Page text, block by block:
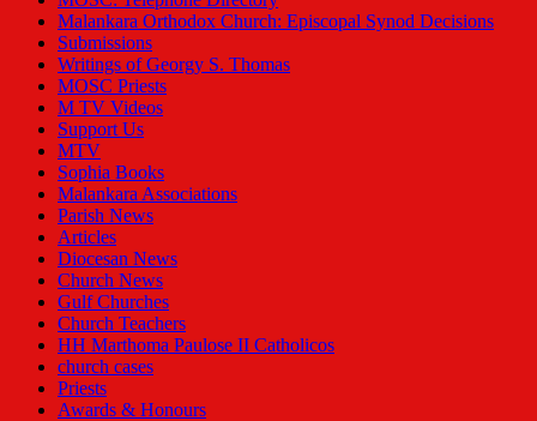
Malankara Orthodox Church: Episcopal Synod Decisions
Submissions
Writings of Georgy S. Thomas
MOSC Priests
M TV Videos
Support Us
MTV
Sophia Books
Malankara Associations
Parish News
Articles
Diocesan News
Church News
Gulf Churches
Church Teachers
HH Marthoma Paulose II Catholicos
church cases
Priests
Awards & Honours